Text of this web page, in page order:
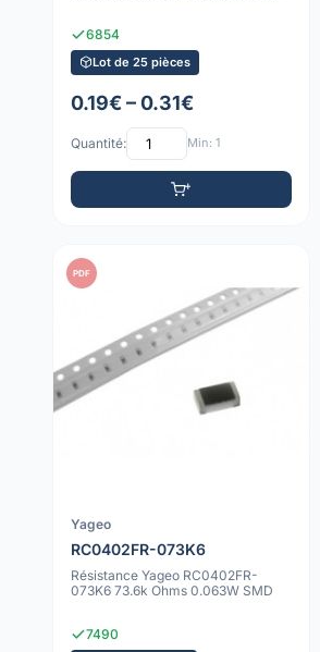
6854
Lot de 25 pièces
0.19€ – 0.31€
Quantité: Min: 1
PDF
Yageo
RC0402FR-073K6
Résistance Yageo RC0402FR-
073K6 73.6k Ohms 0.063W SMD
7490